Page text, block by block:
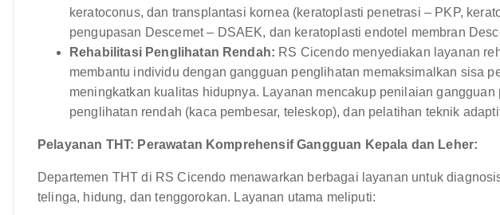
keratoconus, dan transplantasi kornea (keratoplasti penetrasi – PKP,
pengupasan Descemet – DSAEK, dan keratoplasti endotel membran
Rehabilitasi Penglihatan Rendah: RS Cicendo menyediakan layanan
membantu individu dengan gangguan penglihatan memaksimalkan sisa
meningkatkan kualitas hidupnya. Layanan mencakup penilaian gangguan
penglihatan rendah (kaca pembesar, teleskop), dan pelatihan teknik
Pelayanan THT: Perawatan Komprehensif Gangguan Kepala dan Leher:
Departemen THT di RS Cicendo menawarkan berbagai layanan untuk
telinga, hidung, dan tenggorokan. Layanan utama meliputi: